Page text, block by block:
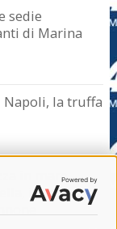
sedie
di Marina
Napoli, la truffa
in mare
incontro